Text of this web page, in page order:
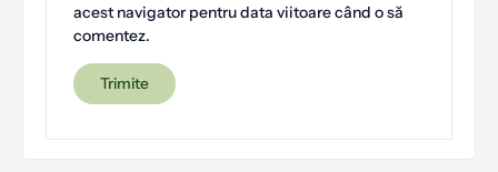
acest navigator pentru data viitoare când o să
comentez.